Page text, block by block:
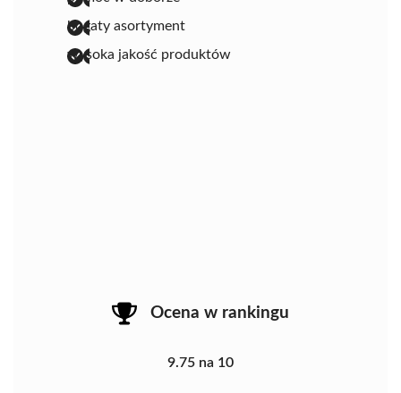
bogaty asortyment
wysoka jakość produktów
Ocena w rankingu
9.75 na 10